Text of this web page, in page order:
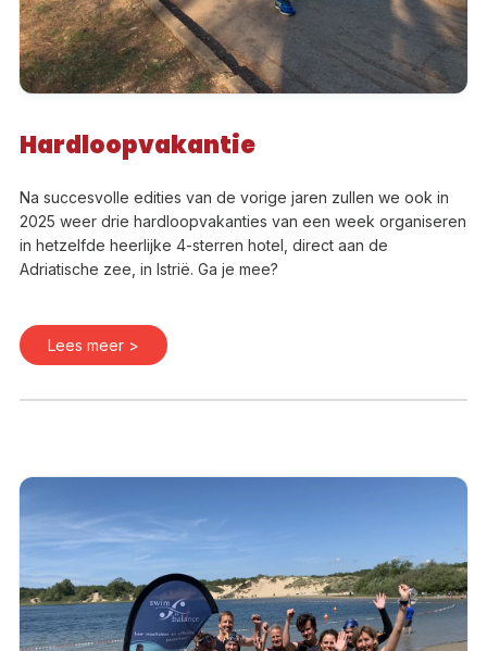
Hardloopvakantie
Na succesvolle edities van de vorige jaren zullen we ook in
2025 weer drie hardloopvakanties van een week organiseren
in hetzelfde heerlijke 4-sterren hotel, direct aan de
Adriatische zee, in Istrië. Ga je mee?
Lees meer >